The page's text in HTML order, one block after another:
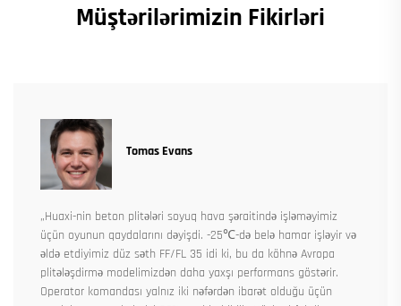
Müştərilərimizin Fikirləri
Tomas Evans
„Huaxi-nin beton plitələri soyuq hava şəraitində işləməyimiz
üçün oyunun qaydalarını dəyişdi. -25℃-də belə hamar işləyir və
əldə etdiyimiz düz səth FF/FL 35 idi ki, bu da köhnə Avropa
plitələşdirmə modelimizdən daha yaxşı performans göstərir.
Operator komandası yalnız iki nəfərdən ibarət olduğu üçün